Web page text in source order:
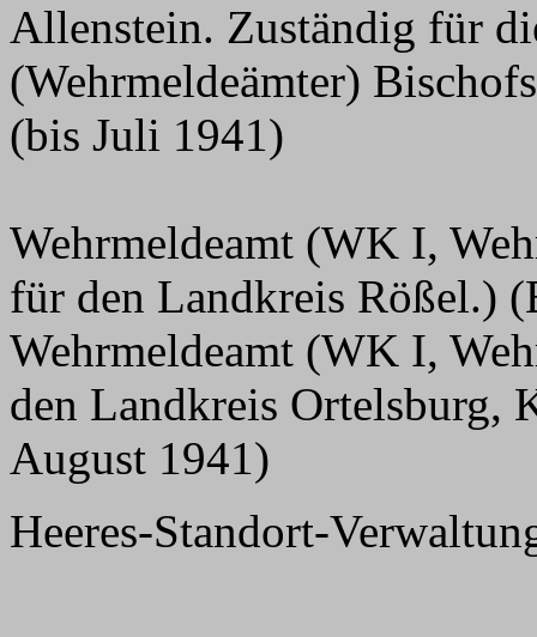
Allenstein. Zuständig für
(Wehrmeldeämter)
(bis Juli 1941)
Wehrmeldeamt (WK I,
für den Landkreis Rößel.)
Wehrmeldeamt (WK I,
den Landkreis Ortelsburg,
August 1941)
Heeres-Standort-